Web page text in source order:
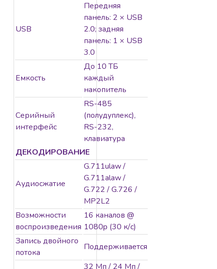
USB
Передняя
панель: 2 × USB
2.0; задняя
панель: 1 × USB
3.0
Емкость
До 10 ТБ
каждый
накопитель
Серийный
интерфейс
RS-485
(полудуплекс),
RS-232,
клавиатура
ДЕКОДИРОВАНИЕ
Аудиосжатие
G.711ulaw /
G.711alaw /
G.722 / G.726 /
MP2L2
Возможности
воспроизведения
16 каналов @
1080p (30 к/с)
Запись двойного
потока
Поддерживается
32 Мп / 24 Мп /